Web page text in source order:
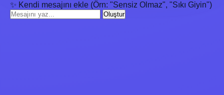
✨ Kendi mesajını ekle (Örn: "Sensiz Olmaz", "Sıkı Giyin")
Oluştur